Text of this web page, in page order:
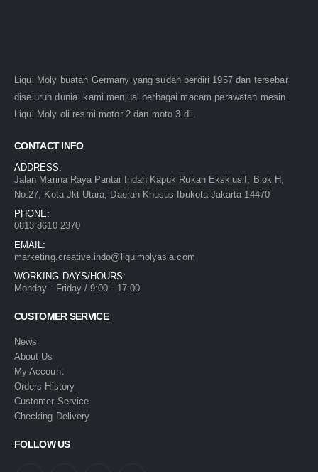
Liqui Moly buatan Germany yang sudah berdiri 1957 dan tersebar
diseluruh dunia. kami menjual berbagai macam perawatan mesin.
Liqui Moly oli resmi motor 2 dan moto 3 dll.
CONTACT INFO
ADDRESS:
Jalan Marina Raya Pantai Indah Kapuk Rukan Eksklusif, Blok H,
No.27, Kota Jkt Utara, Daerah Khusus Ibukota Jakarta 14470
PHONE:
0813 8610 2370
EMAIL:
marketing.creative.indo@liquimolyasia.com
WORKING DAYS/HOURS:
Monday - Friday / 9:00 - 17:00
CUSTOMER SERVICE
News
About Us
My Account
Orders History
Customer Service
Checking Delivery
FOLLOW US